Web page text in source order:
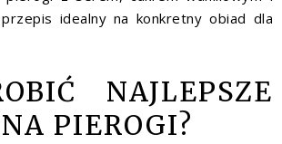
idealny na konkretny obiad dla
NAJLEPSZE
PIEROGI?